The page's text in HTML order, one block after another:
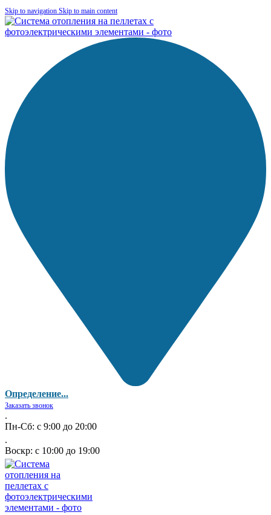
Skip to navigation Skip to main content
Определение...
Заказать звонок
.
Пн-Сб: с 9:00 до 20:00
.
Воскр: с 10:00 до 19:00